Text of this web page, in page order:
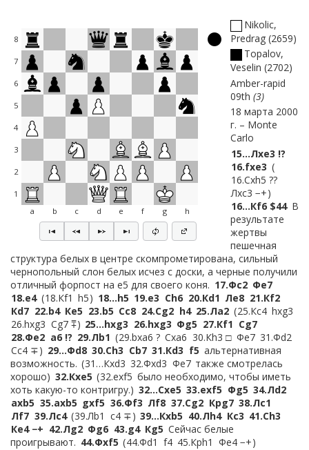
8
7
6
5
4
3
2
1
a
b c d e f g h
Nikolic,
Predrag 2659
Topalov,
Veselin 2702
Amber-rapid
09th 3
18 марта 2000
г.
Monte
Carlo
15…Лxe3 !?
16.fxe3
16.Сxh5 ??
Лxc3 −+
16…Кf6 $44 В
результате
жертвы
пешечная
структура белых в центре скомпрометирована, сильный
чернопольный слон белых исчез с доски, а черные получили
отличный форпост на e5 для своего коня. 17.Фc2 Фe7
18.e4 18.Кf1 h5 18…h5 19.e3 Сh6 20.Кd1 Лe8 21.Кf2
Кd7 22.b4 Кe5 23.b5 Сc8 24.Сg2 h4 25.Лa2 25.Кc4 hxg3
26.hxg3 Сg7 ⩱ 25…hxg3 26.hxg3 Фg5 27.Кf1 Сg7
28.Фe2 a6 !? 29.Лb1 29.bxa6 ? Сxa6 30.Кh3 □ Фe7 31.Фd2
Сc4 ∓
29…Фd8 30.Сh3 Сb7 31.Кd3 f5 альтернативная
возможность.
31…Кxd3 32.Фxd3 Фe7 также смотрелась
хорошо
32.Кxe5 32.exf5 было необходимо, чтобы иметь
хоть какую-то контригру.
32…Сxe5 33.exf5 Фg5 34.Лd2
axb5 35.axb5 gxf5 36.Фf3 Лf8 37.Сg2 Крg7 38.Лc1
Лf7 39.Лc4 39.Лb1 c4 ∓ 39…Кxb5 40.Лh4 Кc3 41.Сh3
Кe4 −+ 42.Лg2 Фg6 43.g4 Кg5 Сейчас белые
проигрывают. 44.Фxf5 44.Фd1 f4 45.Крh1 Фe4 −+